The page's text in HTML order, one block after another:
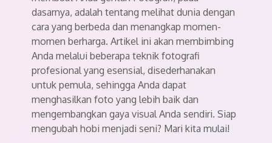
dasarnya, adalah tentang melihat dunia dengan
cara yang berbeda dan menangkap momen-
momen berharga. Artikel ini akan membimbing
Anda melalui beberapa teknik fotografi
profesional yang esensial, disederhanakan
untuk pemula, sehingga Anda dapat
menghasilkan foto yang lebih baik dan
mengembangkan gaya visual Anda sendiri. Siap
mengubah hobi menjadi seni? Mari kita mulai!